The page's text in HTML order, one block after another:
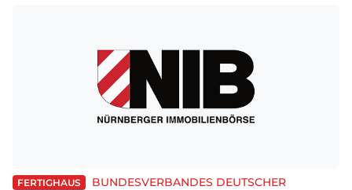
FERTIGHAUS
BUNDESVERBANDES DEUTSCHER